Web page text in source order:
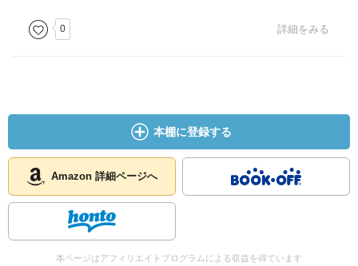
0 詳細をみる
本棚に登録する
Amazon 詳細ページへ
本ページはアフィリエイトプログラムによる収益を得ています